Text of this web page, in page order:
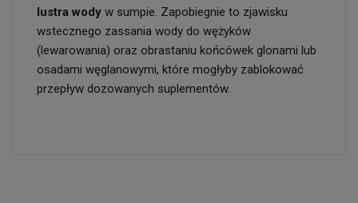
lustra wody w sumpie. Zapobiegnie to zjawisku
wstecznego zassania wody do wężyków
(lewarowania) oraz obrastaniu końcówek glonami lub
osadami węglanowymi, które mogłyby zablokować
przepływ dozowanych suplementów.